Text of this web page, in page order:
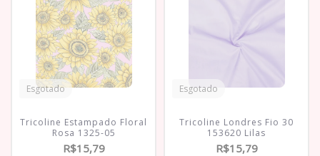
Esgotado
Tricoline Estampado Floral
Rosa 1325-05
R$15,79
Esgotado
Tricoline Londres Fio 30
153620 Lilas
R$15,79